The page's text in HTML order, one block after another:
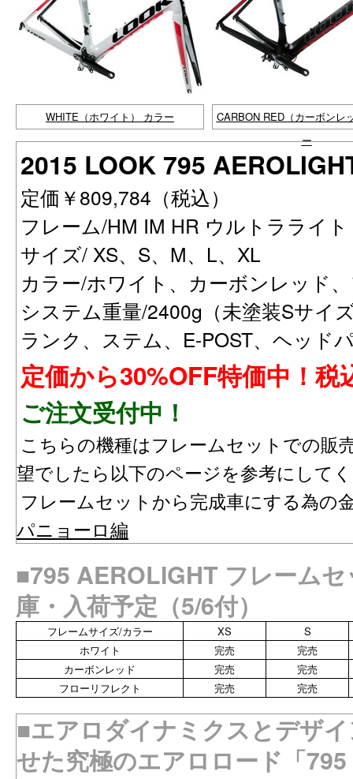
WHITE（ホワイト） カラー
CARBON RED（カーボンレ
ー
2015 LOOK 795
定価￥809,784（税込）
フレーム/HM IM HR ウルトラライ
サイズ/ XS、S、M、L、XL
カラー/ホワイト、カーボンレッド
システム重量/2400g（未塗装Sサイ
ランク、ステム、E-POST、ヘッド
定価から30%OFF特価中！税
ご注文受付中！
こちらの機種はフレームセットでの販
望でしたら以下のページを参考にして
フレームセットから完成車にする為
パニョーロ編
■795 AEROLIGHT フレーム
庫・入荷予定（5/6付）
フレームサイズ/カラー XS
S
ホワイト
完売
完売
カーボンレッド
完売
完売
フローリフレクト
完売 完売
■エアロダイナミクスとデザ
せた究極のエアロロード「